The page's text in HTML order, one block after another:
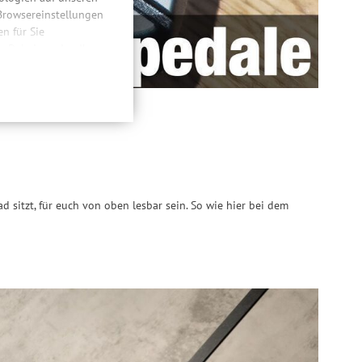
für Sie
werden Ihre
zum Zwecke
den
sitzt, für euch von oben lesbar sein. So wie hier bei dem